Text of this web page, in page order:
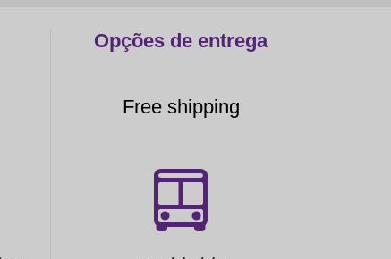
Opções de entrega
Free shipping